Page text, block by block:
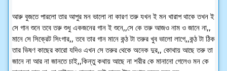
আরু বুজতে পারলো তার আপুর মন ভালো না কারণ তরু যখন ই মন খারাপ থাকে তখন ই
সে গান শুনে তবে তরু শুধু একজনের গান ই শুনে,,সে কে তরু আজও নাম ও জানে না,,
মানে সে সিক্রেট সিংগার,, তবে তার গান মানে কন্ঠ টা তরুর খুব ভালো লাগে,,কন্ঠ টা ঠিক
তার ভিষণ কাছের কারো যদিও এখন সে তরুর থেকে অনেক দুর,, কোথায় আছে তরু তা
জানে না আর না জানতে চাই,,কিন্তু কথায় আছে না শরীর কে মানানো গেলেও মন কে